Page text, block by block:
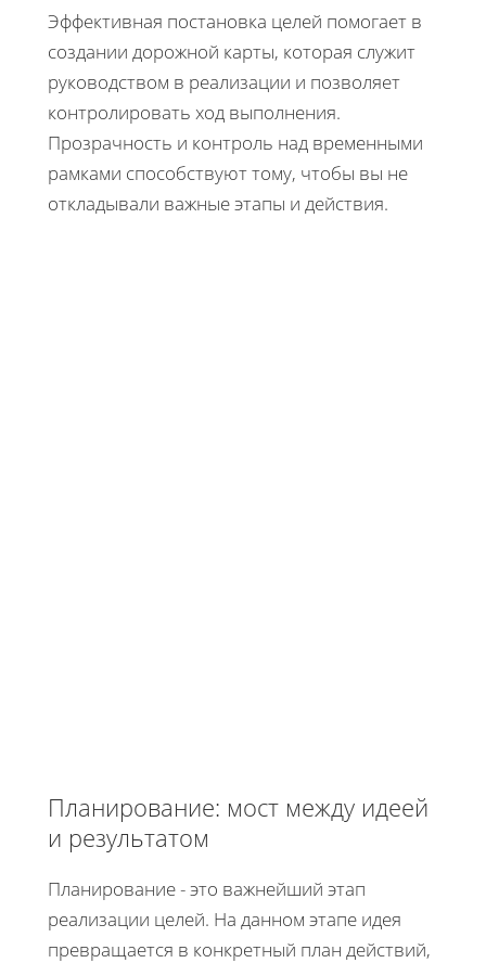
Эффективная постановка целей помогает в
создании дорожной карты, которая служит
руководством в реализации и позволяет
контролировать ход выполнения.
Прозрачность и контроль над временными
рамками способствуют тому, чтобы вы не
откладывали важные этапы и действия.
Планирование: мост между идеей
и результатом
Планирование - это важнейший этап
реализации целей. На данном этапе идея
превращается в конкретный план действий,